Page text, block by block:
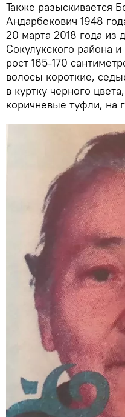
Также разыскивается
Андарбекович 1948
20 марта 2018 года
Сокулукского района
рост 165-170
волосы короткие,
в куртку черного
коричневые туфли, на